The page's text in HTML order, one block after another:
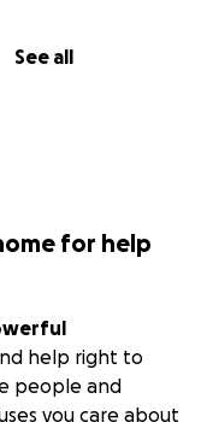
See all
for help
help right to
people and
you care about